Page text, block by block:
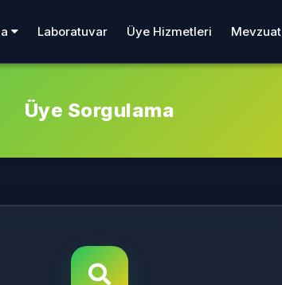
Laboratuvar Üye Hizmetleri Mevzuat
Üye Sorgulama